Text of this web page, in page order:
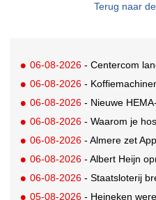
Terug naar
06-08-2026 - Centercom lanceert
06-08-2026 - Koffiemachinemaker Sage
06-08-2026 - Nieuwe HEMA-campagne
06-08-2026 - Waarom je hosting
06-08-2026 - Almere zet
06-08-2026 - Albert Heijn opnieuw
06-08-2026 - Staatsloterij brengt
05-08-2026 - Heineken